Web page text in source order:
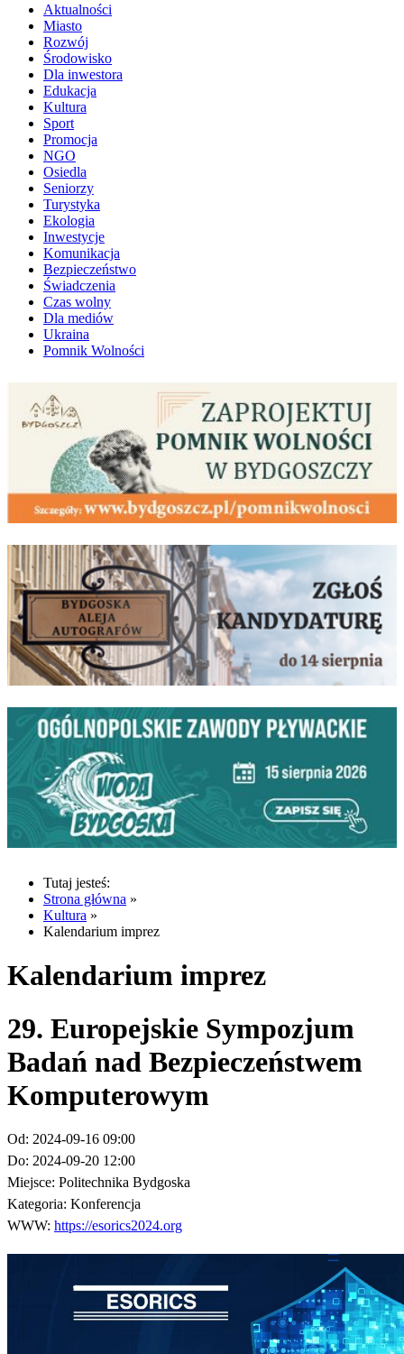
Aktualności
Miasto
Rozwój
Środowisko
Dla inwestora
Edukacja
Kultura
Sport
Promocja
NGO
Osiedla
Seniorzy
Turystyka
Ekologia
Inwestycje
Komunikacja
Bezpieczeństwo
Świadczenia
Czas wolny
Dla mediów
Ukraina
Pomnik Wolności
Tutaj jesteś:
Strona główna »
Kultura »
Kalendarium imprez
Kalendarium imprez
29. Europejskie Sympozjum
Badań nad Bezpieczeństwem
Komputerowym
Od: 2024-09-16 09:00
Do: 2024-09-20 12:00
Miejsce: Politechnika Bydgoska
Kategoria: Konferencja
WWW: https://esorics2024.org